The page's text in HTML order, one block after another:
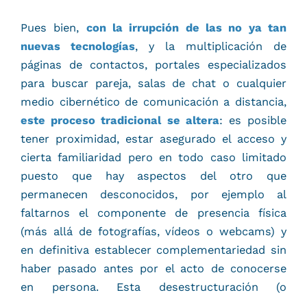
Pues bien, con la irrupción de las no ya tan
nuevas tecnologías, y la multiplicación de
páginas de contactos, portales especializados
para buscar pareja, salas de chat o cualquier
medio cibernético de comunicación a distancia,
este proceso tradicional se altera: es posible
tener proximidad, estar asegurado el acceso y
cierta familiaridad pero en todo caso limitado
puesto que hay aspectos del otro que
permanecen desconocidos, por ejemplo al
faltarnos el componente de presencia física
(más allá de fotografías, vídeos o webcams) y
en definitiva establecer complementariedad sin
haber pasado antes por el acto de conocerse
en persona. Esta desestructuración (o